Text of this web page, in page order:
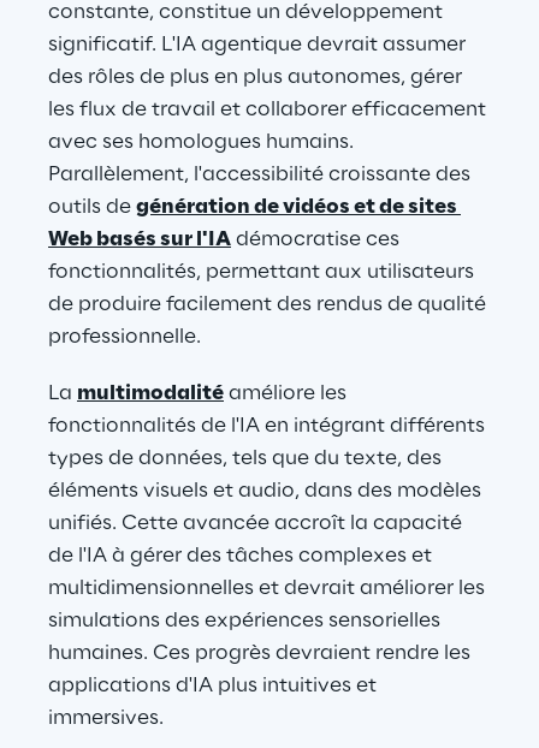
constante, constitue un développement
significatif. L'IA agentique devrait assumer
des rôles de plus en plus autonomes, gérer
les flux de travail et collaborer efficacement
avec ses homologues humains.
Parallèlement, l'accessibilité croissante des
outils de génération de vidéos et de sites
Web basés sur l'IA démocratise ces
fonctionnalités, permettant aux utilisateurs
de produire facilement des rendus de qualité
professionnelle.
La multimodalité améliore les
fonctionnalités de l'IA en intégrant différents
types de données, tels que du texte, des
éléments visuels et audio, dans des modèles
unifiés. Cette avancée accroît la capacité
de l'IA à gérer des tâches complexes et
multidimensionnelles et devrait améliorer les
simulations des expériences sensorielles
humaines. Ces progrès devraient rendre les
applications d'IA plus intuitives et
immersives.